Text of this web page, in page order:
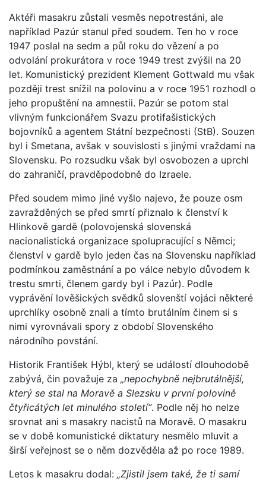
Aktéři masakru zůstali vesměs nepotrestáni, ale
například Pazúr stanul před soudem. Ten ho v roce
1947 poslal na sedm a půl roku do vězení a po
odvolání prokurátora v roce 1949 trest zvýšil na 20
let. Komunistický prezident Klement Gottwald mu však
později trest snížil na polovinu a v roce 1951 rozhodl o
jeho propuštění na amnestii. Pazúr se potom stal
vlivným funkcionářem Svazu protifašistických
bojovníků a agentem Státní bezpečnosti (StB). Souzen
byl i Smetana, avšak v souvislosti s jinými vraždami na
Slovensku. Po rozsudku však byl osvobozen a uprchl
do zahraničí, pravděpodobně do Izraele.
Před soudem mimo jiné vyšlo najevo, že pouze osm
zavražděných se před smrtí přiznalo k členství k
Hlinkově gardě (polovojenská slovenská
nacionalistická organizace spolupracující s Němci;
členství v gardě bylo jeden čas na Slovensku například
podmínkou zaměstnání a po válce nebylo důvodem k
trestu smrti, členem gardy byl i Pazúr). Podle
vyprávění lověšických svědků slovenští vojáci některé
uprchlíky osobně znali a tímto brutálním činem si s
nimi vyrovnávali spory z období Slovenského
národního povstání.
Historik František Hýbl, který se událostí dlouhodobě
zabývá, čin považuje za „nepochybně nejbrutálnější,
který se stal na Moravě a Slezsku v první polovině
čtyřicátých let minulého století“. Podle něj ho nelze
srovnat ani s masakry nacistů na Moravě. O masakru
se v době komunistické diktatury nesmělo mluvit a
širší veřejnost se o něm dozvěděla až po roce 1989.
Letos k masakru dodal: „Zjistil jsem také, že ti samí